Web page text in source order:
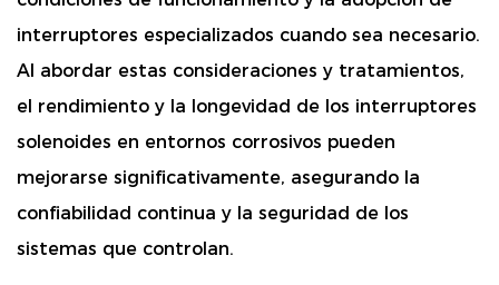
interruptores especializados cuando sea necesario.
Al abordar estas consideraciones y tratamientos,
el rendimiento y la longevidad de los interruptores
solenoides en entornos corrosivos pueden
mejorarse significativamente, asegurando la
confiabilidad continua y la seguridad de los
sistemas que controlan.